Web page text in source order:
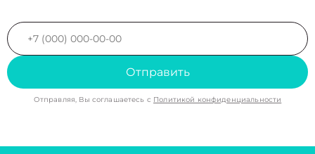
Отправить
Отправляя, Вы соглашаетесь с Политикой конфиденциальности